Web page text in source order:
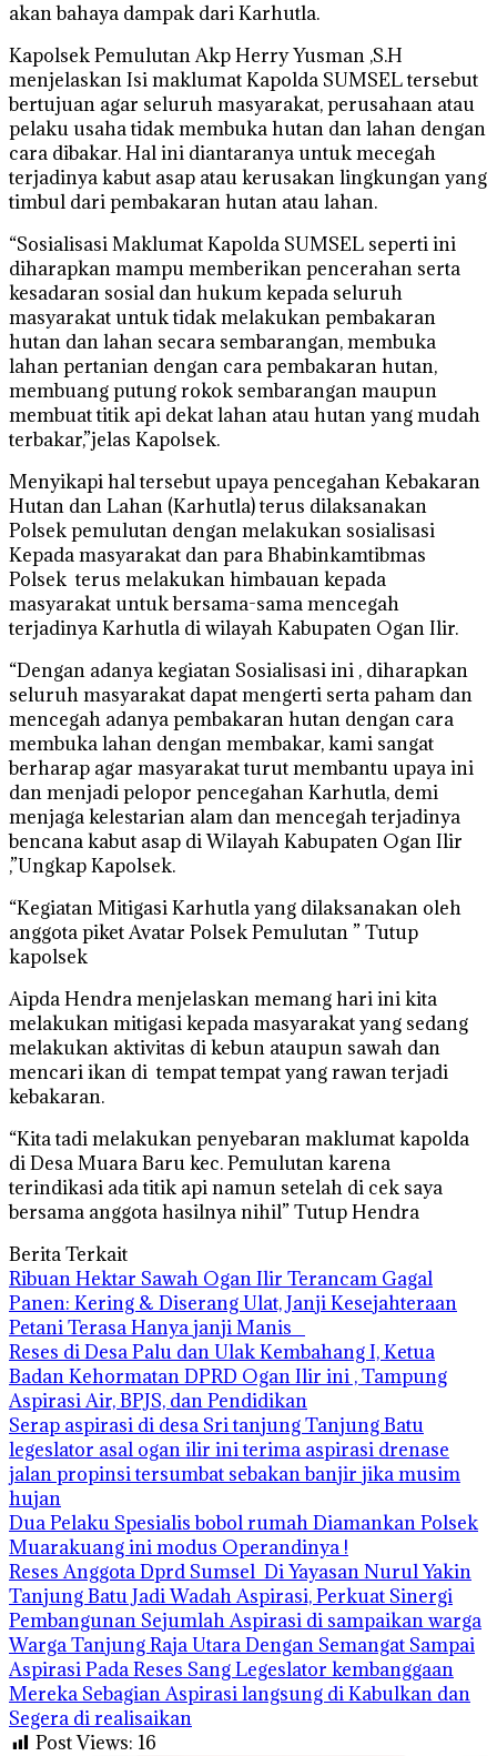
akan bahaya dampak dari Karhutla.
Kapolsek Pemulutan Akp Herry Yusman ,S.H
menjelaskan Isi maklumat Kapolda SUMSEL tersebut
bertujuan agar seluruh masyarakat, perusahaan atau
pelaku usaha tidak membuka hutan dan lahan dengan
cara dibakar. Hal ini diantaranya untuk mecegah
terjadinya kabut asap atau kerusakan lingkungan yang
timbul dari pembakaran hutan atau lahan.
“Sosialisasi Maklumat Kapolda SUMSEL seperti ini
diharapkan mampu memberikan pencerahan serta
kesadaran sosial dan hukum kepada seluruh
masyarakat untuk tidak melakukan pembakaran
hutan dan lahan secara sembarangan, membuka
lahan pertanian dengan cara pembakaran hutan,
membuang putung rokok sembarangan maupun
membuat titik api dekat lahan atau hutan yang mudah
terbakar,”jelas Kapolsek.
Menyikapi hal tersebut upaya pencegahan Kebakaran
Hutan dan Lahan (Karhutla) terus dilaksanakan
Polsek pemulutan dengan melakukan sosialisasi
Kepada masyarakat dan para Bhabinkamtibmas
Polsek terus melakukan himbauan kepada
masyarakat untuk bersama-sama mencegah
terjadinya Karhutla di wilayah Kabupaten Ogan Ilir.
“Dengan adanya kegiatan Sosialisasi ini , diharapkan
seluruh masyarakat dapat mengerti serta paham dan
mencegah adanya pembakaran hutan dengan cara
membuka lahan dengan membakar, kami sangat
berharap agar masyarakat turut membantu upaya ini
dan menjadi pelopor pencegahan Karhutla, demi
menjaga kelestarian alam dan mencegah terjadinya
bencana kabut asap di Wilayah Kabupaten Ogan Ilir
,”Ungkap Kapolsek.
“Kegiatan Mitigasi Karhutla yang dilaksanakan oleh
anggota piket Avatar Polsek Pemulutan ” Tutup
kapolsek
Aipda Hendra menjelaskan memang hari ini kita
melakukan mitigasi kepada masyarakat yang sedang
melakukan aktivitas di kebun ataupun sawah dan
mencari ikan di tempat tempat yang rawan terjadi
kebakaran.
“Kita tadi melakukan penyebaran maklumat kapolda
di Desa Muara Baru kec. Pemulutan karena
terindikasi ada titik api namun setelah di cek saya
bersama anggota hasilnya nihil” Tutup Hendra
Berita Terkait
Ribuan Hektar Sawah Ogan Ilir Terancam Gagal
Panen: Kering & Diserang Ulat, Janji Kesejahteraan
Petani Terasa Hanya janji Manis
Reses di Desa Palu dan Ulak Kembahang I, Ketua
Badan Kehormatan DPRD Ogan Ilir ini , Tampung
Aspirasi Air, BPJS, dan Pendidikan
Serap aspirasi di desa Sri tanjung Tanjung Batu
legeslator asal ogan ilir ini terima aspirasi drenase
jalan propinsi tersumbat sebakan banjir jika musim
hujan
Dua Pelaku Spesialis bobol rumah Diamankan Polsek
Muarakuang ini modus Operandinya !
Reses Anggota Dprd Sumsel Di Yayasan Nurul Yakin
Tanjung Batu Jadi Wadah Aspirasi, Perkuat Sinergi
Pembangunan Sejumlah Aspirasi di sampaikan warga
Warga Tanjung Raja Utara Dengan Semangat Sampai
Aspirasi Pada Reses Sang Legeslator kembanggaan
Mereka Sebagian Aspirasi langsung di Kabulkan dan
Segera di realisaikan
Post Views: 16